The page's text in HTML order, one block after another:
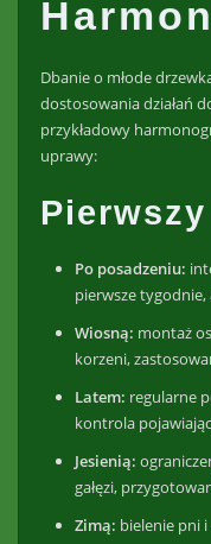
Dbanie o młode
dostosowania działań
przykładowy
uprawy:
Po posadzeniu:
pierwsze
Wiosną: montaż
korzeni,
Latem: regularne
kontrola
Jesienią:
gałęzi,
Zimą: bielenie pni